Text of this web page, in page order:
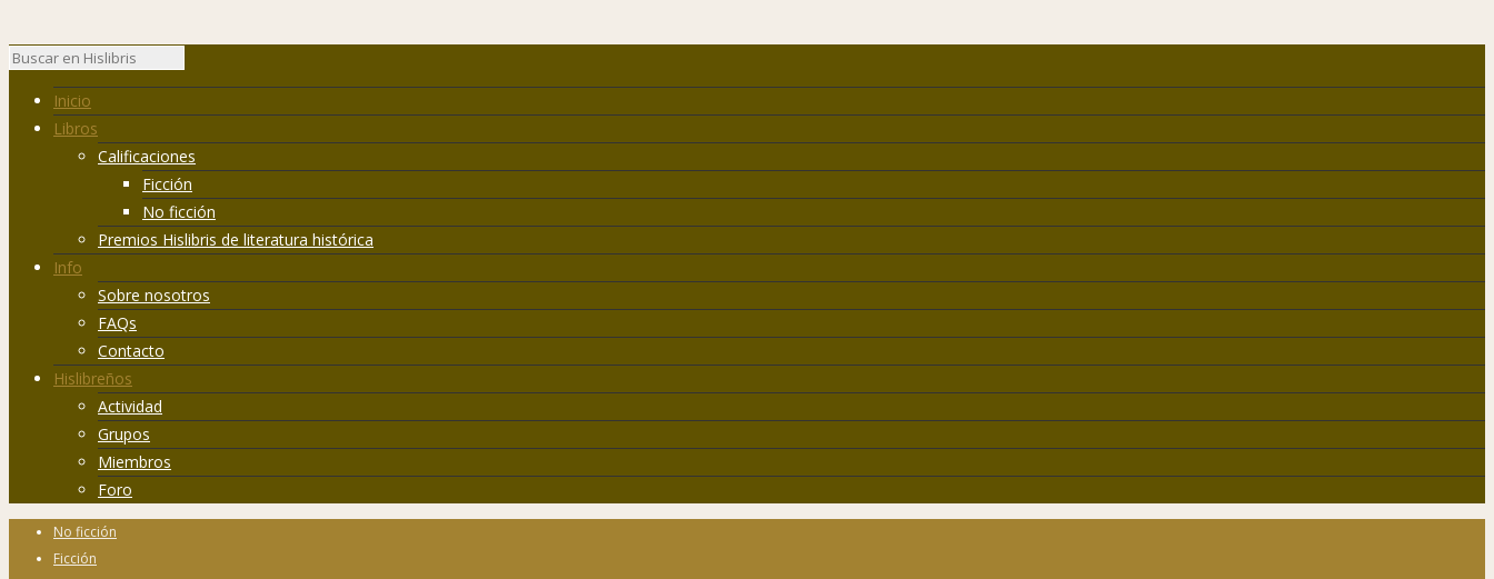
Inicio
Libros
Calificaciones
Ficción
No ficción
Premios Hislibris de literatura histórica
Info
Sobre nosotros
FAQs
Contacto
Hislibreños
Actividad
Grupos
Miembros
Foro
No ficción
Ficción